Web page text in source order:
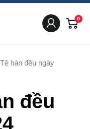
0
hàn đều ngày
đều